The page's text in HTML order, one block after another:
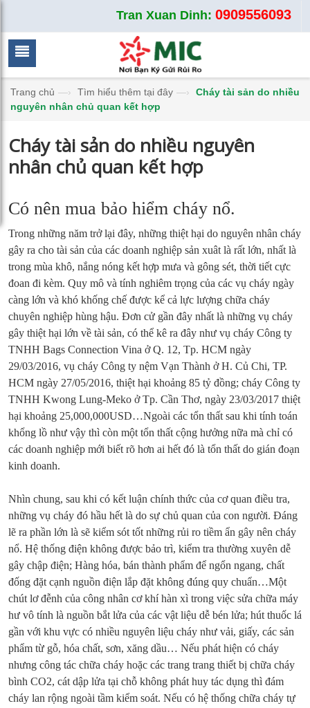
Tran Xuan Dinh: 0909556093
Trang chủ —› Tìm hiểu thêm tại đây —›
Cháy tài sản do nhiều
nguyên nhân chủ quan kết hợp
Cháy tài sản do nhiều nguyên
nhân chủ quan kết hợp
Có nên mua bảo hiểm cháy nổ.
Trong những năm trở lại đây, những thiệt hại do nguyên nhân cháy
gây ra cho tài sản của các doanh nghiệp sản xuât là rất lớn, nhất là
trong mùa khô, nắng nóng kết hợp mưa và gông sét, thời tiết cực
đoan đi kèm. Quy mô và tính nghiêm trọng của các vụ cháy ngày
càng lớn và khó khống chế được kể cả lực lượng chữa cháy
chuyên nghiệp hùng hậu. Đơn cử gần đây nhất là những vụ cháy
gây thiệt hại lớn về tài sản, có thể kê ra đây như vụ cháy Công ty
TNHH Bags Connection Vina ở Q. 12, Tp. HCM ngày
29/03/2016, vụ cháy Công ty nệm Vạn Thành ở H. Củ Chi, TP.
HCM ngày 27/05/2016, thiệt hại khoảng 85 tỷ đồng; cháy Công ty
TNHH Kwong Lung-Meko ở Tp. Cần Thơ, ngày 23/03/2017 thiệt
hại khoảng 25,000,000USD…Ngoài các tổn thất sau khi tính toán
khổng lồ như vậy thì còn một tổn thất cộng hưởng nữa mà chỉ có
các doanh nghiệp mới biết rõ hơn ai hết đó là tổn thất do gián đoạn
kinh doanh.
Nhìn chung, sau khi có kết luận chính thức của cơ quan điều tra,
những vụ cháy đó hầu hết là do sự chủ quan của con người. Đáng
lẽ ra phần lớn là sẽ kiểm sót tốt những rủi ro tiềm ẩn gây nên cháy
nổ. Hệ thống điện không được bảo trì, kiểm tra thường xuyên dễ
gây chập điện; Hàng hóa, bán thành phẩm để ngổn ngang, chất
đống đặt cạnh nguồn điện lắp đặt không đúng quy chuẩn…Một
chút lơ đễnh của công nhân cơ khí hàn xì trong việc sửa chữa máy
hư vô tính là nguồn bắt lửa của các vật liệu dễ bén lửa; hút thuốc lá
gần với khu vực có nhiều nguyên liệu cháy như vải, giấy, các sản
phẩm từ gỗ, hóa chất, sơn, xăng dầu… Nếu phát hiện có cháy
nhưng công tác chữa cháy hoặc các trang trang thiết bị chữa cháy
bình CO2, cát dập lửa tại chỗ không phát huy tác dụng thì đám
cháy lan rộng ngoài tầm kiểm soát. Nếu có hệ thống chữa cháy tự